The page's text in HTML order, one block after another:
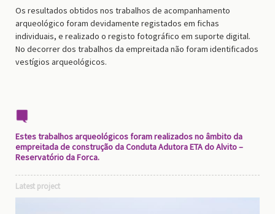
Os resultados obtidos nos trabalhos de acompanhamento
arqueológico foram devidamente registados em fichas
individuais, e realizado o registo fotográfico em suporte digital.
No decorrer dos trabalhos da empreitada não foram identificados
vestígios arqueológicos.
Estes trabalhos arqueológicos foram realizados no âmbito da
empreitada de construção da Conduta Adutora ETA do Alvito –
Reservatório da Forca.
Latest project